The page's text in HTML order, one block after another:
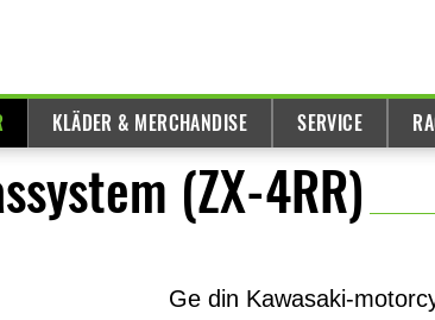
KLÄDER & MERCHANDISE SERVICE
(ZX-4RR)
Ge din Kawasaki-